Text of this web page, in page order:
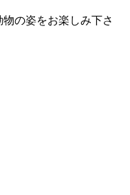
の姿をお楽しみ下さ